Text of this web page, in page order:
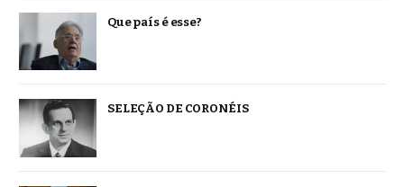
Que país é esse?
SELEÇÃO DE CORONÉIS